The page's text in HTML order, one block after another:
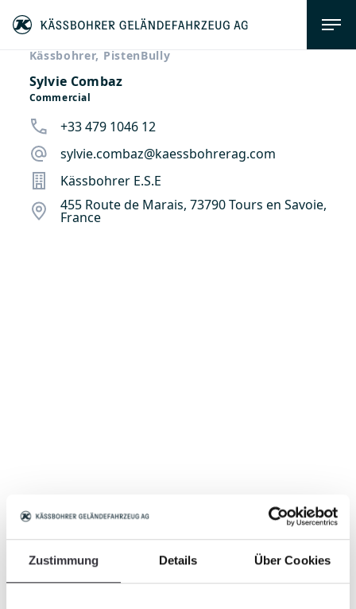
Zustimmung Details Über Cookies
Kässbohrer, PistenBully
Sylvie Combaz
Commercial
+33 479 1046 12
sylvie.combaz@kaessbohrerag.com
Kässbohrer E.S.E
455 Route de Marais, 73790 Tours en Savoie,
France